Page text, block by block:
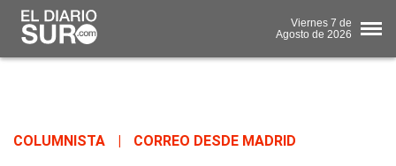
Viernes 7 de
Agosto de 2026
COLUMNISTA CORREO DESDE MADRID